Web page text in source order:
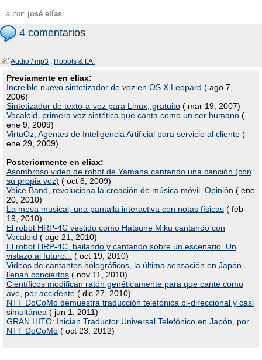
autor: josé elías
4 comentarios
Audio / mp3 , Robots & I.A.
Previamente en eliax:
Increible nuevo sintetizador de voz en OS X Leopard ( ago 7,
2006)
Sintetizador de texto-a-voz para Linux, gratuito ( mar 19, 2007)
Vocaloid, primera voz sintética que canta como un ser humano (
ene 9, 2009)
VirtuOz, Agentes de Inteligencia Artificial para servicio al cliente (
ene 29, 2009)
Posteriormente en eliax:
Asombroso video de robot de Yamaha cantando una canción (con
su propia voz) ( oct 8, 2009)
Voice Band, revoluciona la creación de música móvil. Opinión ( ene
20, 2010)
La mesa musical, una pantalla interactiva con notas físicas ( feb
19, 2010)
El robot HRP-4C vestido como Hatsune Miku cantando con
Vocaloid ( ago 21, 2010)
El robot HRP-4C, bailando y cantando sobre un escenario. Un
vistazo al futuro...
( oct 19, 2010)
Videos de cantantes holográficos, la última sensación en Japón,
llenan conciertos ( nov 11, 2010)
Científicos modifican ratón genéticamente para que cante como
ave, por accidente ( dic 27, 2010)
NTT DoCoMo demuestra traducción telefónica bi-direccional y casi
simultánea ( jun 1, 2011)
GRAN HITO: Inician Traductor Universal Telefónico en Japón, por
NTT DoCoMo ( oct 23, 2012)